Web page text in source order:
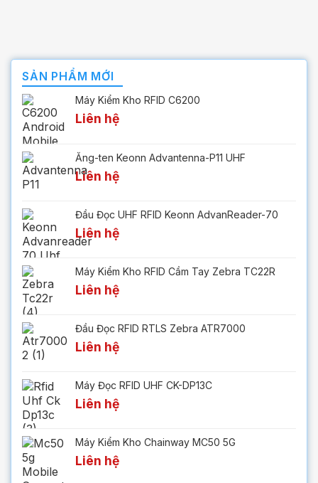
SẢN PHẨM MỚI
Máy Kiểm Kho RFID C6200
Liên hệ
Ăng-ten Keonn Advantenna-P11 UHF
Liên hệ
Đầu Đọc UHF RFID Keonn AdvanReader-70
Liên hệ
Máy Kiểm Kho RFID Cầm Tay Zebra TC22R
Liên hệ
Đầu Đọc RFID RTLS Zebra ATR7000
Liên hệ
Máy Đọc RFID UHF CK-DP13C
Liên hệ
Máy Kiểm Kho Chainway MC50 5G
Liên hệ